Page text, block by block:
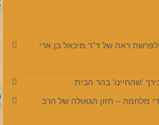
לפרשת ראה של ד"ר מיכאל בן ארי
'שהחיינו' בהר הבית
מלחמה – חזון הגאולה של הרב